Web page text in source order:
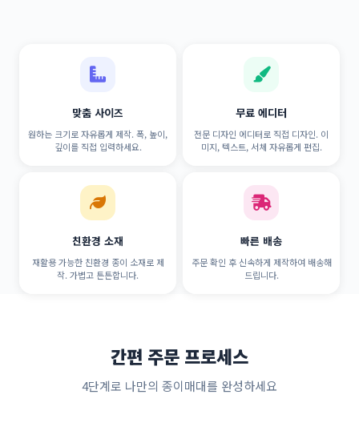
맞춤 사이즈
원하는 크기로 자유롭게 제작. 폭, 높이,
깊이를 직접 입력하세요.
무료 에디터
전문 디자인 에디터로 직접 디자인. 이
미지, 텍스트, 서체 자유롭게 편집.
친환경 소재
재활용 가능한 친환경 종이 소재로 제
작. 가볍고 튼튼합니다.
빠른 배송
주문 확인 후 신속하게 제작하여 배송해
드립니다.
간편 주문 프로세스
4단계로 나만의 종이매대를 완성하세요